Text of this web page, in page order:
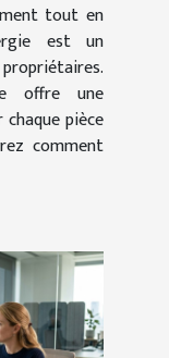
tout en
est un
offre une
pièce
comment